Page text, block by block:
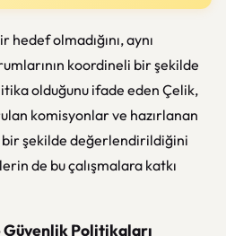
hedef olmadığını, aynı
koordineli bir şekilde
olduğunu ifade eden Çelik,
komisyonlar ve hazırlanan
şekilde değerlendirildiğini
de bu çalışmalara katkı
Güvenlik Politikaları